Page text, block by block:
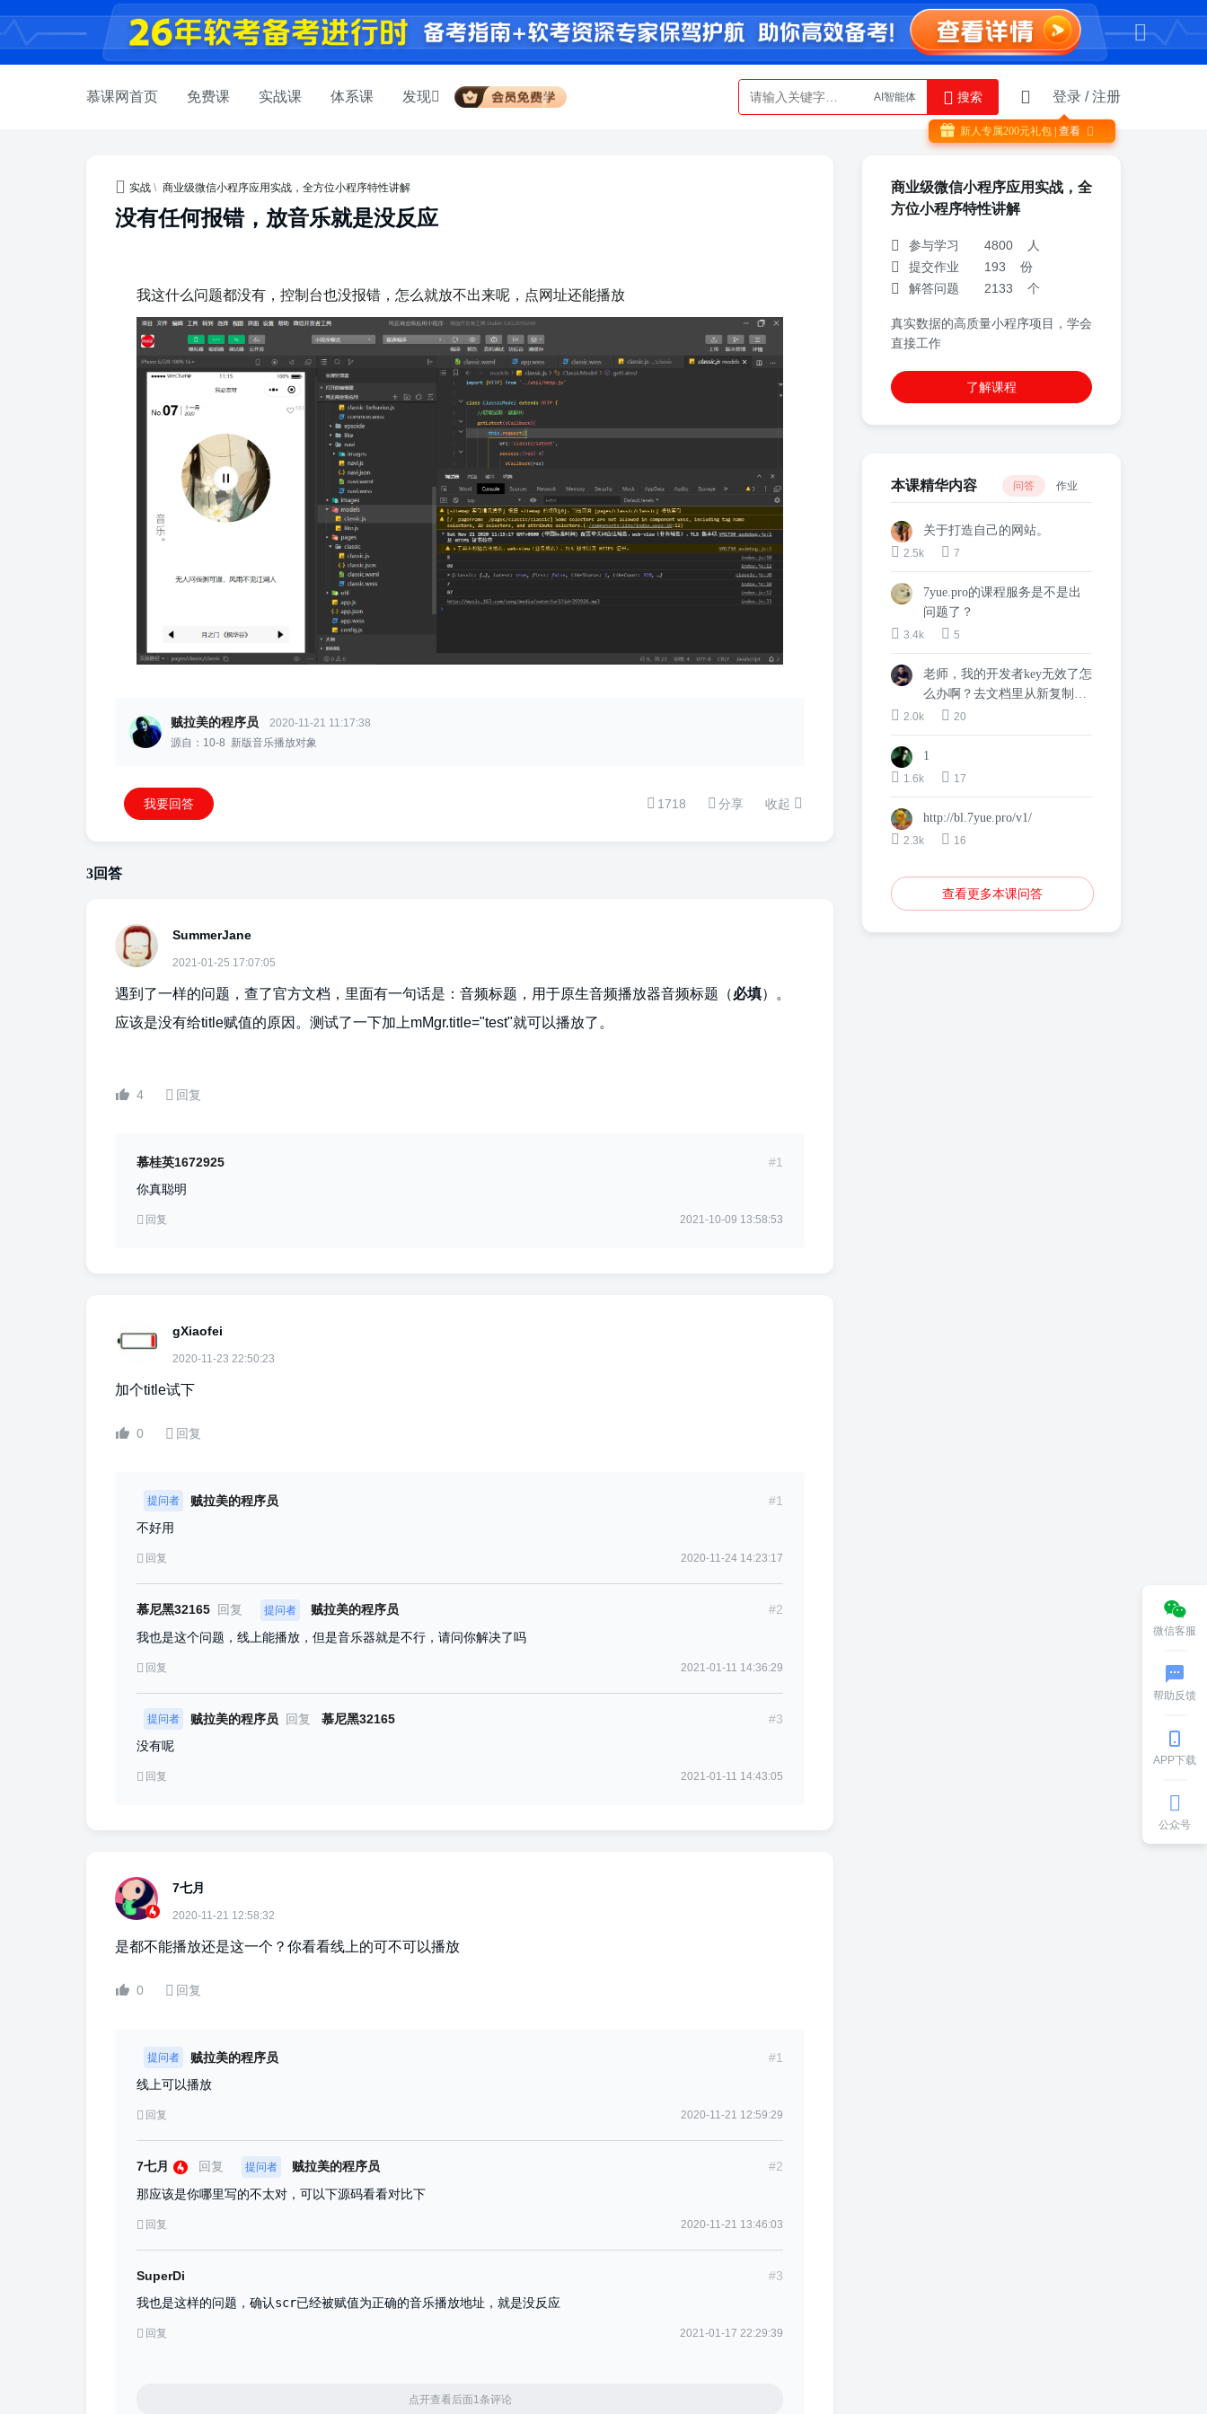
慕课网首页 免费课 实战课 体系课 发现
AI智能体
Python
搜索 登录 /注册
新人专属200元礼包 | 查看 
实战 \ 商业级微信小程序应用实战，全方位小程序特性讲解
没有任何报错，放音乐就是没反应
我这什么问题都没有，控制台也没报错，怎么就放不出来呢，点网址还能播放
贼拉美的程序员
2020-11-21 11:17:38
源自：10-8 新版音乐播放对象
1718 分享 收起
3回答
SummerJane
2021-01-25 17:07:05
遇到了一样的问题，查了官方文档，里面有一句话是：音频标题，用于原生音频播放器音频标题（必填）。
应该是没有给title赋值的原因。测试了一下加上mMgr.title="test"就可以播放了。
4 回复
慕桂英1672925
#1
你真聪明
回复 2021-10-09 13:58:53
gXiaofei
2020-11-23 22:50:23
加个title试下
0 回复
提问者 贼拉美的程序员
#1
不好用
回复 2020-11-24 14:23:17
慕尼黑32165 回复 提问者 贼拉美的程序员
#2
我也是这个问题，线上能播放，但是音乐器就是不行，请问你解决了吗
回复 2021-01-11 14:36:29
提问者 贼拉美的程序员 回复 慕尼黑32165
#3
没有呢
回复 2021-01-11 14:43:05
7七月
2020-11-21 12:58:32
是都不能播放还是这一个？你看看线上的可不可以播放
0 回复
提问者 贼拉美的程序员
#1
线上可以播放
回复 2020-11-21 12:59:29
7七月 回复 提问者 贼拉美的程序员
#2
那应该是你哪里写的不太对，可以下源码看看对比下
回复 2020-11-21 13:46:03
SuperDi
#3
我也是这样的问题，确认scr已经被赋值为正确的音乐播放地址，就是没反应
回复 2021-01-17 22:29:39
点开查看后面1条评论
商业级微信小程序应用实战，全
方位小程序特性讲解
参与学习 4800 人
提交作业 193 份
解答问题 2133 个
真实数据的高质量小程序项目，学会
直接工作
了解课程
本课精华内容 问答 作业
关于打造自己的网站。
2.5k 7
7yue.pro的课程服务是不是出
问题了？
3.4k 5
老师，我的开发者key无效了怎
么办啊？去文档里从新复制过
来也不行。。
2.0k 20
1
1.6k 17
http://bl.7yue.pro/v1/
2.3k 16
查看更多本课问答
微信客服
帮助反馈
APP下载
公众号